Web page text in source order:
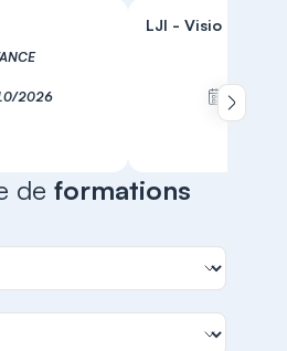
2026
LJI - Visio
LE 19/
Défiler
deformations